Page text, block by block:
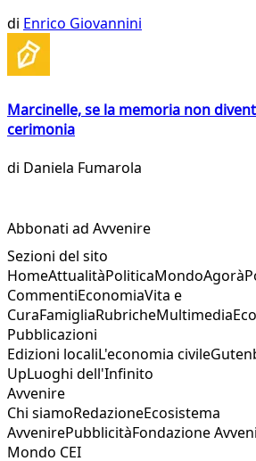
di Enrico Giovannini
Marcinelle, se la memoria non
cerimonia
di Daniela Fumarola
Abbonati ad Avvenire
Sezioni del sito
HomeAttualitàPoliticaMondoAgorà
CommentiEconomiaVita e
CuraFamigliaRubricheMultimedia
Pubblicazioni
Edizioni localiL'economia civile
UpLuoghi dell'Infinito
Avvenire
Chi siamoRedazioneEcosistema
AvvenirePubblicitàFondazione
Mondo CEI